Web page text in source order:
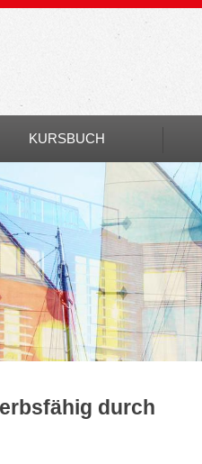
KURSBUCH
durch